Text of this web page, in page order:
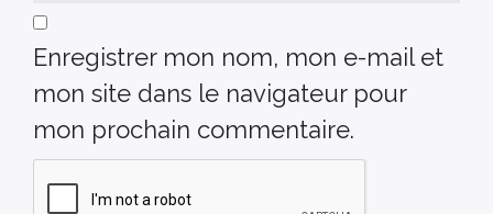
Enregistrer mon nom, mon e-mail et
mon site dans le navigateur pour
mon prochain commentaire.